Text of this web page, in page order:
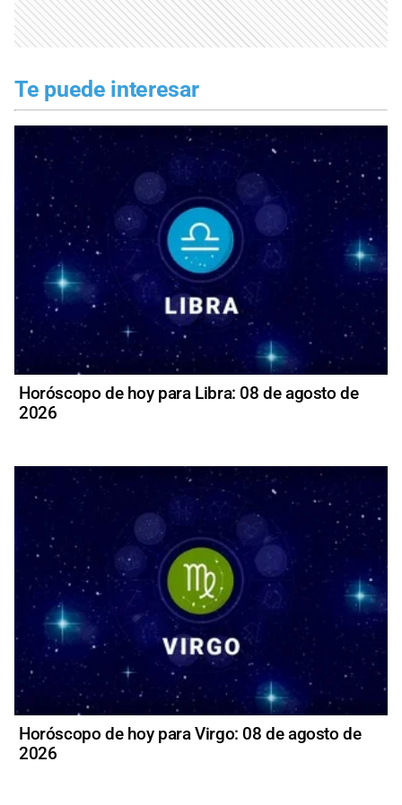
Te puede interesar
Horóscopo de hoy para Libra: 08 de agosto de
2026
Horóscopo de hoy para Virgo: 08 de agosto de
2026